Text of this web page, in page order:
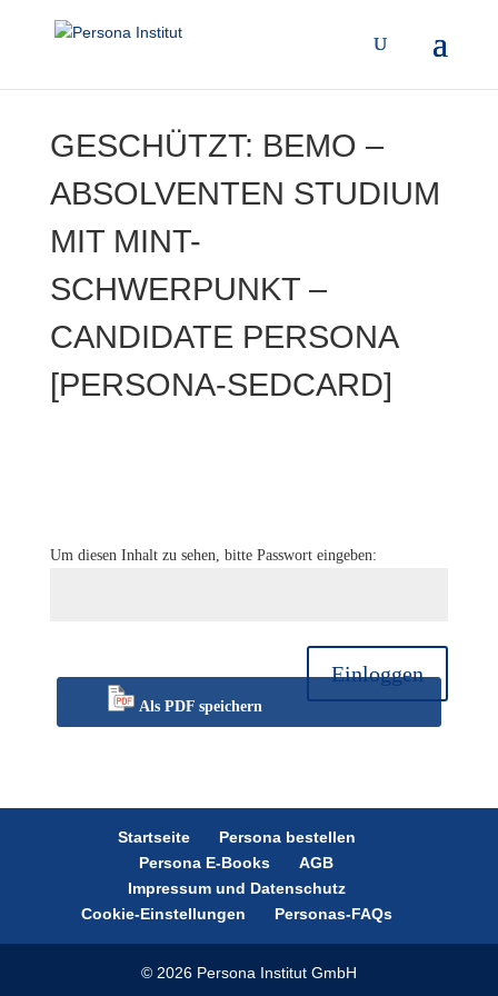
GESCHÜTZT: BEMO –
ABSOLVENTEN STUDIUM
MIT MINT-
SCHWERPUNKT –
CANDIDATE PERSONA
[PERSONA-SEDCARD]
Um diesen Inhalt zu sehen, bitte Passwort eingeben:
Einloggen
Als PDF speichern
Startseite
Persona bestellen
Persona E-Books
AGB
Impressum und Datenschutz
Cookie-Einstellungen
Personas-FAQs
© 2026 Persona Institut GmbH